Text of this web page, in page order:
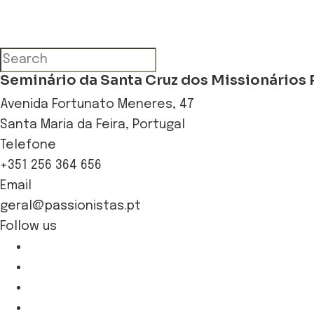
Seminário da Santa Cruz dos Missionários
Avenida Fortunato Meneres, 47
Santa Maria da Feira, Portugal
Telefone
+351 256 364 656
Email
geral@passionistas.pt
Follow us